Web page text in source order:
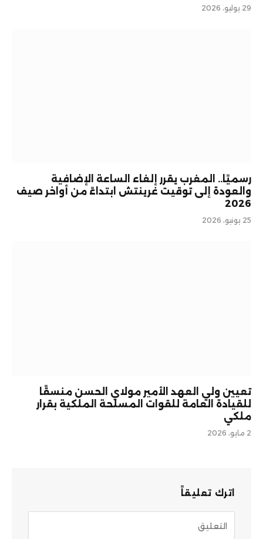
29 يوليو، 2026
رسميًا.. المغرب يقرر إلغاء الساعة الإضافية
والعودة إلى توقيت غرينتش ابتداءً من أواخر صيف
2026
25 يونيو، 2026
تعيين ولي العهد الأمير مولاي الحسن منسقًا
للقيادة العامة للقوات المسلحة الملكية بقرار
ملكي
2 مايو، 2026
اترك تعليقاً